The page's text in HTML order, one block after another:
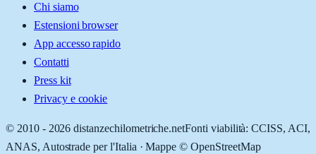
Chi siamo
Estensioni browser
App accesso rapido
Contatti
Press kit
Privacy e cookie
© 2010 - 2026 distanzechilometriche.netFonti viabilità: CCISS, ACI,
ANAS, Autostrade per l'Italia · Mappe © OpenStreetMap